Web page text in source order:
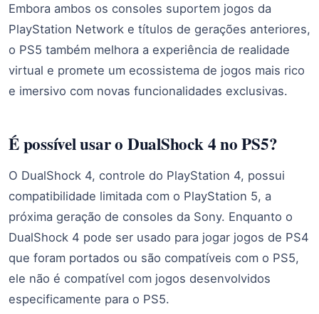
Embora ambos os consoles suportem jogos da
PlayStation Network e títulos de gerações anteriores,
o PS5 também melhora a experiência de realidade
virtual e promete um ecossistema de jogos mais rico
e imersivo com novas funcionalidades exclusivas.
É possível usar o DualShock 4 no PS5?
O DualShock 4, controle do PlayStation 4, possui
compatibilidade limitada com o PlayStation 5, a
próxima geração de consoles da Sony. Enquanto o
DualShock 4 pode ser usado para jogar jogos de PS4
que foram portados ou são compatíveis com o PS5,
ele não é compatível com jogos desenvolvidos
especificamente para o PS5.